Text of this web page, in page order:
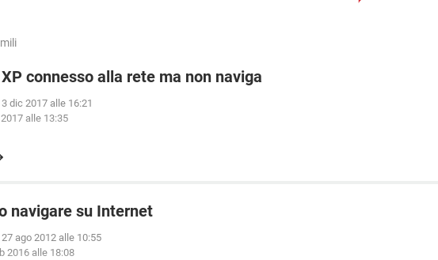
connesso alla rete ma non naviga
3 dic 2017 alle 16:21
alle 13:35
navigare su Internet
27 ago 2012 alle 10:55
2016 alle 18:08